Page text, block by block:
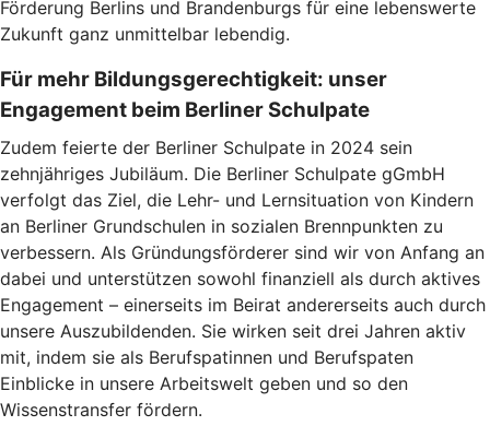
Förderung Berlins und Brandenburgs für eine lebenswerte
Zukunft ganz unmittelbar lebendig.
Für mehr Bildungsgerechtigkeit: unser
Engagement beim Berliner Schulpate
Zudem feierte der Berliner Schulpate in 2024 sein
zehnjähriges Jubiläum. Die Berliner Schulpate gGmbH
verfolgt das Ziel, die Lehr- und Lernsituation von Kindern
an Berliner Grundschulen in sozialen Brennpunkten zu
verbessern. Als Gründungsförderer sind wir von Anfang an
dabei und unterstützen sowohl finanziell als durch aktives
Engagement – einerseits im Beirat andererseits auch durch
unsere Auszubildenden. Sie wirken seit drei Jahren aktiv
mit, indem sie als Berufspatinnen und Berufspaten
Einblicke in unsere Arbeitswelt geben und so den
Wissenstransfer fördern.